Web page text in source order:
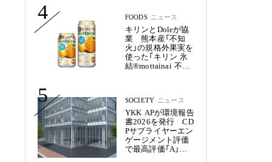
4 FOODS ニュース
キリンとDoleが協
業 熊本産「不知
火」の規格外果実を
使った「キリン 氷
結®mottainai 不知
5 SOCIETY ニュース
YKK APが環境報告
書2026を発行 CD
Pサプライヤーエン
ゲージメント評価
で最高評価「A」を